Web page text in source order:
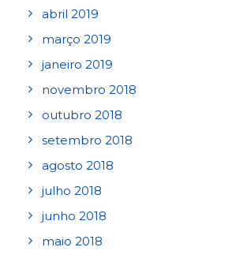
abril 2019
março 2019
janeiro 2019
novembro 2018
outubro 2018
setembro 2018
agosto 2018
julho 2018
junho 2018
maio 2018